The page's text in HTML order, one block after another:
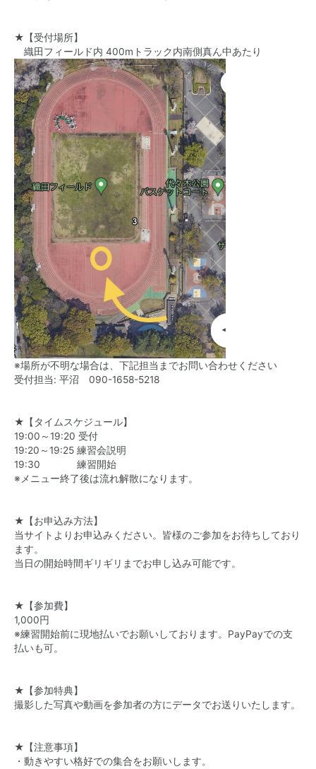
★【受付場所】
織田フィールド内 400mトラック内南側真ん中あたり
※場所が不明な場合は、下記担当までお問い合わせください
受付担当: 平沼 090-1658-5218
★【タイムスケジュール】
19:00～19:20 受付
19:20～19:25 練習会説明
19:30 練習開始
※メニュー終了後は流れ解散になります。
★【お申込み方法】
当サイトよりお申込みください。皆様のご参加をお待ちしており
ます。
当日の開始時間ギリギリまでお申し込み可能です。
★【参加費】
1,000円
※練習開始前に現地払いでお願いしております。PayPayでの支
払いも可。
★【参加特典】
撮影した写真や動画を参加者の方にデータでお送りいたします。
★【注意事項】
・動きやすい格好での集合をお願いします。